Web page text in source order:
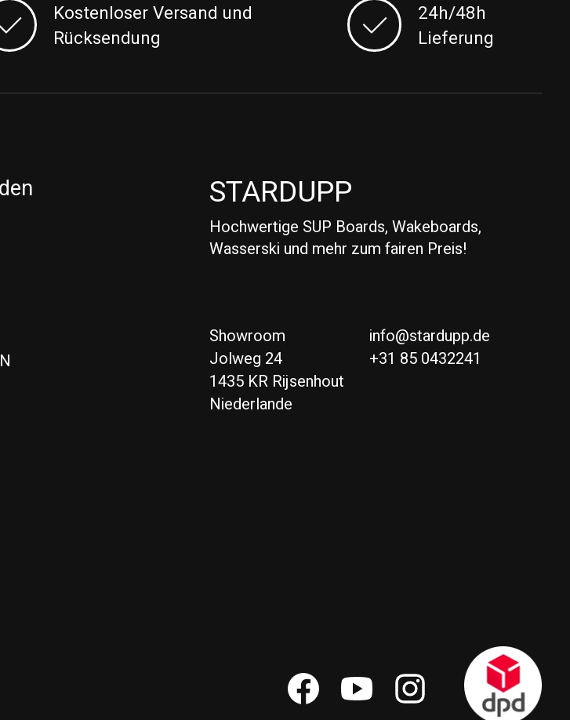
Kostenloser Versand und
Rücksendung
24h/48h
Lieferung
STARDUPP
Hochwertige SUP Boards, Wakeboards,
Wasserski und mehr zum fairen Preis!
Showroom
Jolweg 24
1435 KR Rijsenhout
Niederlande
info@stardupp.de
+31 85 0432241